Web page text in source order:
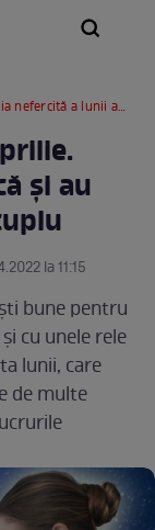
aprilie. Rămân fără loc de muncă și au probleme în relația de cuplu
și au
la 11:15
bune pentru
cu unele rele
lunii, care
de multe